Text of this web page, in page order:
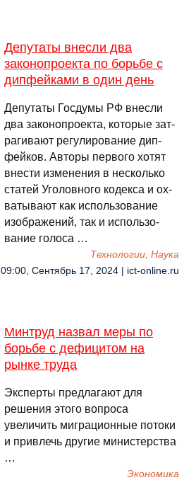
Депутаты внесли два
законопроекта по борьбе с
дипфейками в один день
Де­пута­ты Гос­ду­мы РФ внес­ли
два за­коноп­роек­та, ко­торые зат­
ра­гивают ре­гули­рова­ние дип­
фей­ков. Ав­то­ры пер­во­го хо­тят
внес­ти из­ме­нения в нес­коль­ко
ста­тей Уго­лов­но­го ко­дек­са и ох­
ва­тывают как ис­поль­зо­вание
изоб­ра­жений, так и ис­поль­зо­
вание го­лоса …
Технологии, Наука
09:00, Сентябрь 17, 2024 | ict-online.ru
Минтруд назвал меры по
борьбе с дефицитом на
рынке труда
Эксперты предлагают для
решения этого вопроса
увеличить миграционные потоки
и привлечь другие министерства
…
Экономика